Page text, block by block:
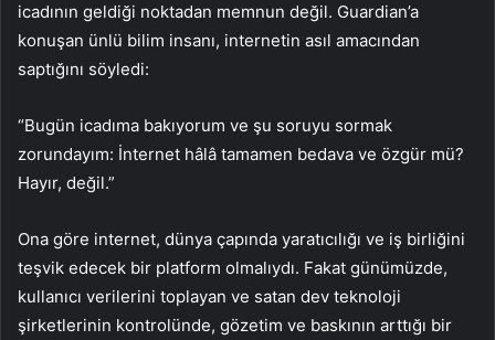
icadının geldiği noktadan memnun değil. Guardian’a
konuşan ünlü bilim insanı, internetin asıl amacından
saptığını söyledi:
“Bugün icadıma bakıyorum ve şu soruyu sormak
zorundayım: İnternet hâlâ tamamen bedava ve özgür mü?
Hayır, değil.”
Ona göre internet, dünya çapında yaratıcılığı ve iş birliğini
teşvik edecek bir platform olmalıydı. Fakat günümüzde,
kullanıcı verilerini toplayan ve satan dev teknoloji
şirketlerinin kontrolünde, gözetim ve baskının arttığı bir